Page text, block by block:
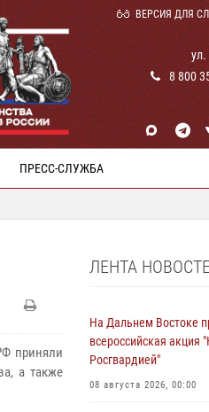
ВЕРСИЯ ДЛЯ
8 800
ПРЕСС-СЛУЖБА
приняли
а также
ЛЕНТА
На Дальнем Востоке
всероссийская акция
Росгвардией"
08 августа 2026, 00:00